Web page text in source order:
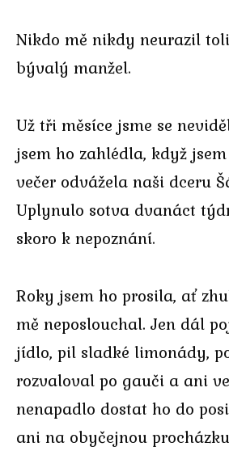
Nikdo mě nikdy neurazil
bývalý manžel.
Už tři měsíce jsme se
jsem ho zahlédla, když
večer odvážela naši dceru
Uplynulo sotva dvanáct
skoro k nepoznání.
Roky jsem ho prosila, ať
mě neposlouchal. Jen dál
jídlo, pil sladké limonády,
rozvaloval po gauči a ani
nenapadlo dostat ho do
ani na obyčejnou